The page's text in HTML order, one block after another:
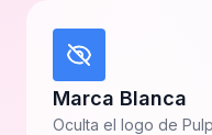
Marca Blanca
Oculta el logo de